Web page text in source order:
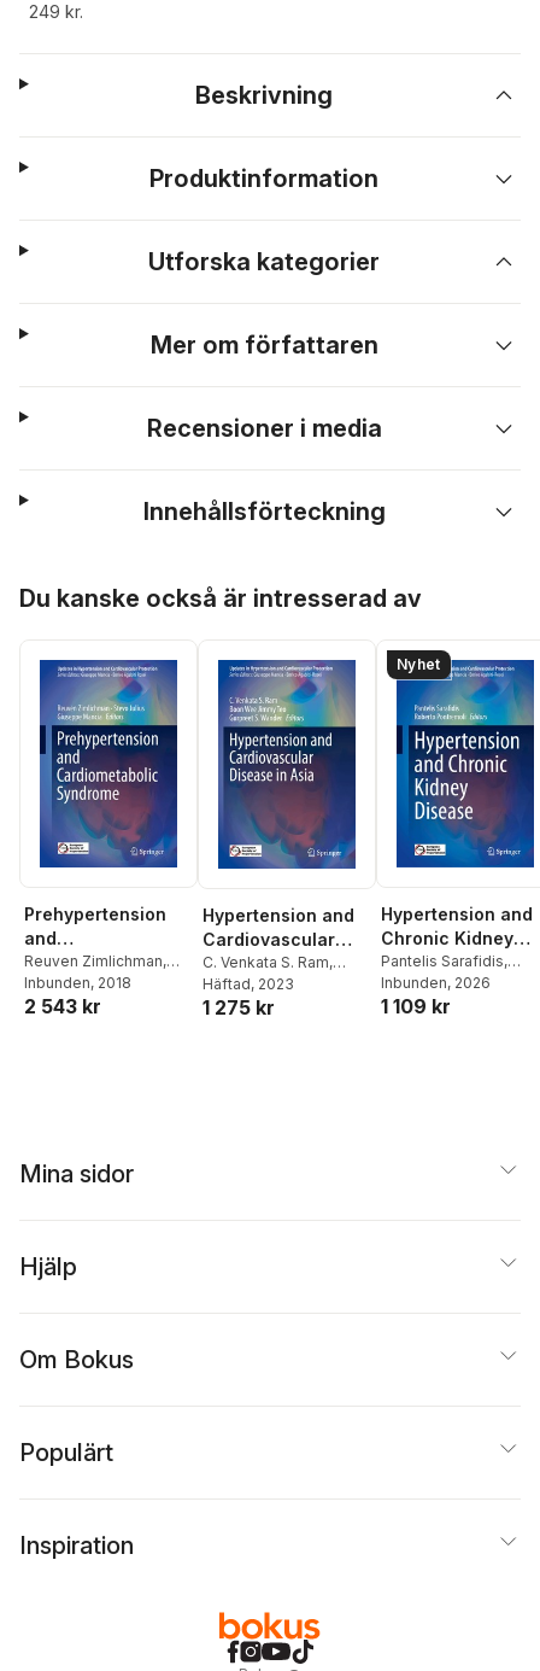
249 kr.
Beskrivning
Produktinformation
Utforska kategorier
Mer om författaren
Recensioner i media
Innehållsförteckning
Du kanske också är intresserad av
Prehypertension
and
Cardiometabolic
Syndrome
Reuven Zimlichman,
Stevo Julius,Giuseppe
Mancia
Inbunden, 2018
2 543 kr
Hypertension and
Cardiovascular
Disease in Asia
C. Venkata S. Ram,
Boon Wee Jimmy Teo
Gurpreet S. Wander
Häftad, 2023
1 275 kr
Nyhet
Hypertension and
Chronic Kidney
Disease
Pantelis Sarafidis,
Roberto Pontremoli
Inbunden, 2026
1 109 kr
Mina sidor
Hjälp
Om Bokus
Populärt
Inspiration